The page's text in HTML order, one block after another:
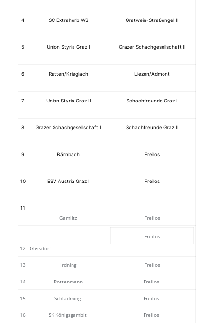
4 SC Extraherb WS Gratwein-Straßengel II
5 Union Styria Graz I Grazer Schachgesellschaft II
6 Ratten/Krieglach Liezen/Admont
7 Union Styria Graz II Schachfreunde Graz I
8 Grazer Schachgesellschaft I Schachfreunde Graz II
9 Bärnbach Freilos
10 ESV Austria Graz I Freilos
11
Gamlitz Freilos
12 Gleisdorf
Freilos
13 Irdning Freilos
14 Rottenmann Freilos
15 Schladming Freilos
16 SK Königsgambit Freilos